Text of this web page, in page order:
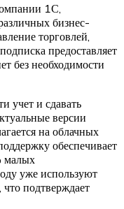
1С,
бизнес-
торговлей,
предоставляет
без необходимости
учет и сдавать
версии
на облачных
обеспечивает
малых
уже используют
подтверждает